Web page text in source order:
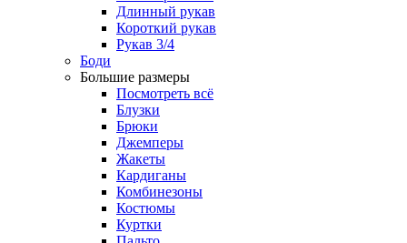
Длинный рукав
Короткий рукав
Рукав 3/4
Боди
Большие размеры
Посмотреть всё
Блузки
Брюки
Джемперы
Жакеты
Кардиганы
Комбинезоны
Костюмы
Куртки